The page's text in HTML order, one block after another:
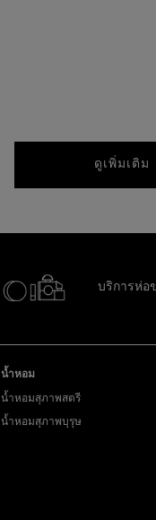
ดูเพิ่มเติม
บริการห่อ
น้ำหอม
น้ำหอมสุภาพสตรี
น้ำหอมสุภาพบุรุษ